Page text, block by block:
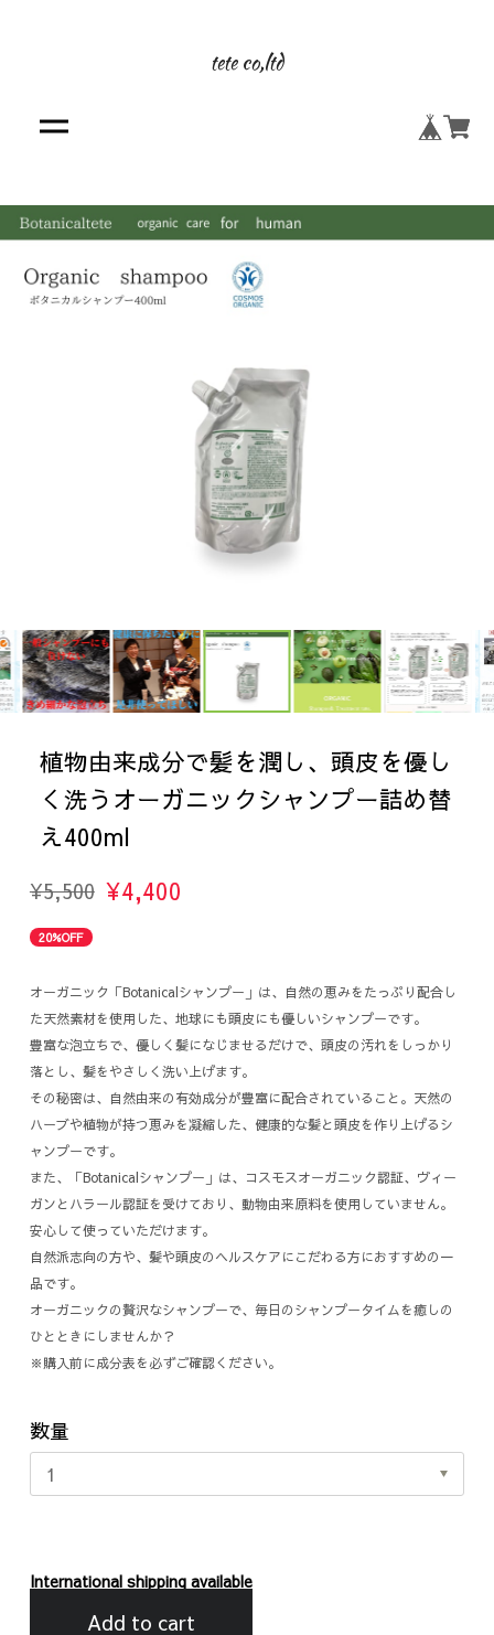
tete co,ltd
植物由来成分で髪を潤し、頭皮を優し
く洗うオーガニックシャンプー詰め替
え400ml
¥5,500 ¥4,400
20%OFF
オーガニック「Botanicalシャンプー」は、自然の恵みをたっぷり配合し
た天然素材を使用した、地球にも頭皮にも優しいシャンプーです。
豊富な泡立ちで、優しく髪になじませるだけで、頭皮の汚れをしっかり
落とし、髪をやさしく洗い上げます。
その秘密は、自然由来の有効成分が豊富に配合されていること。天然の
ハーブや植物が持つ恵みを凝縮した、健康的な髪と頭皮を作り上げるシ
ャンプーです。
また、「Botanicalシャンプー」は、コスモスオーガニック認証、ヴィー
ガンとハラール認証を受けており、動物由来原料を使用していません。
安心して使っていただけます。
自然派志向の方や、髪や頭皮のヘルスケアにこだわる方におすすめの一
品です。
オーガニックの贅沢なシャンプーで、毎日のシャンプータイムを癒しの
ひとときにしませんか？
※購入前に成分表を必ずご確認ください。
数量
International shipping available
Add to cart